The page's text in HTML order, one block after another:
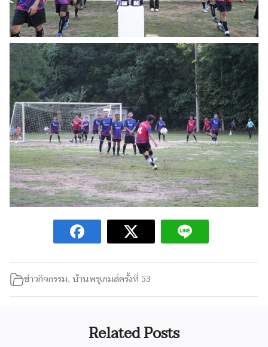
ข่าวกิจกรรม, บ้านพรุเกมส์ครั้งที่ 53
Related Posts